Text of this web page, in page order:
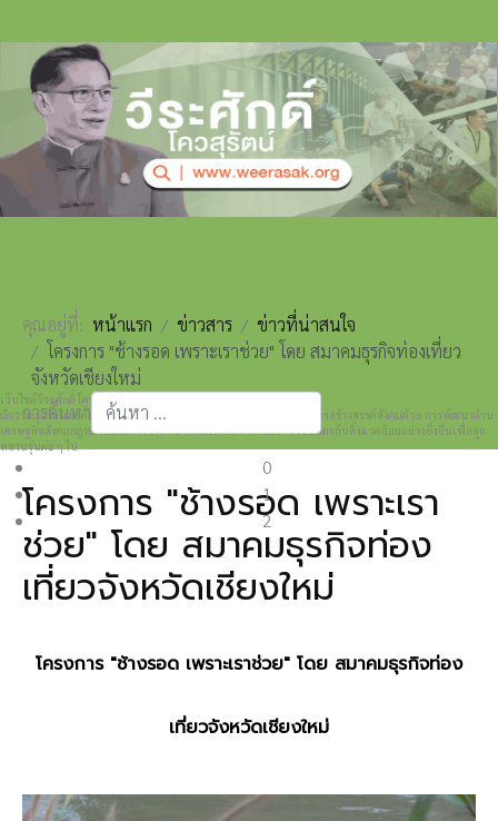
เว็บไซต์วีระศักดิ์ โควสุรัตน์ www.weerasak.org
มีความมุ่งมั่นเเละตั้งใจในการเผยแพร่เรื่องราวความรู้ความเข้าใจในการสร้างสรรค์สังคมด้วย การพัฒนาด้าน
เศรษฐกิจสังคมกฎหมายและการปกครอง เพื่อให้เกิดการพัฒนาที่เป็นมิตรกับสิ่งแวดล้อมอย่างยั่งยืนเพื่อลูก
หลานรุ่นต่อ ๆ ไป
0
1
2
คุณอยู่ที่: หน้าแรก ข่าวสาร
ข่าวที่น่าสนใจ
โครงการ "ช้างรอด เพราะ​เรา​ช่วย" โดย สมาคม​ธุรกิจ​ท่องเที่ยว​
จังหวัด​เชียงใหม่​
การค้นหา
Type 2 or more characters for results.
โครงการ "ช้างรอด เพราะ​เรา​
ช่วย" โดย สมาคม​ธุรกิจ​ท่อง
เที่ยว​จังหวัด​เชียงใหม่​
โครงการ "ช้างรอด เพราะ​เรา​ช่วย" โดย สมาคม​ธุรกิจ​ท่อง
เที่ยว​จังหวัด​เชียงใหม่​